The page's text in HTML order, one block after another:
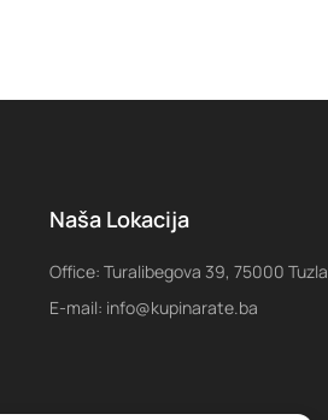
Naša Lokacija
Office: Turalibegova 39, 75000 Tuzla
E-mail: info@kupinarate.ba